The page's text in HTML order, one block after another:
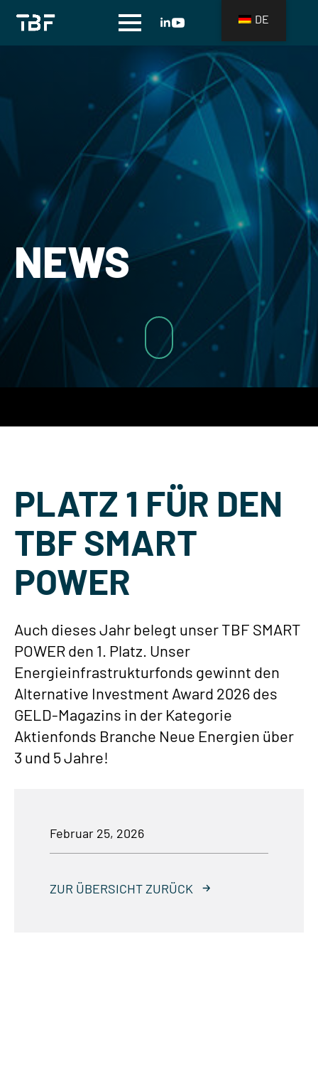
NEWS
PLATZ 1 FÜR DEN
TBF SMART
POWER
Auch dieses Jahr belegt unser TBF SMART
POWER den 1. Platz. Unser
Energieinfrastrukturfonds gewinnt den
Alternative Investment Award 2026 des
GELD-Magazins in der Kategorie
Aktienfonds Branche Neue Energien über
3 und 5 Jahre!
Februar 25, 2026
ZUR ÜBERSICHT ZURÜCK
DE